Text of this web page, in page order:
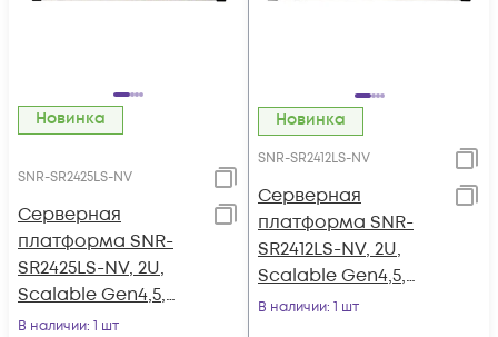
Новинка
SNR-SR2425LS-NV
Серверная
платформа SNR-
SR2425LS-NV, 2U,
Scalable Gen4,5,
DDR5, 24xHDD,
В наличии: 1 шт
Новинка
SNR-SR2412LS-NV
Серверная
платформа SNR-
SR2412LS-NV, 2U,
Scalable Gen4,5,
DDR5, 12xHDD,
В наличии: 1 шт